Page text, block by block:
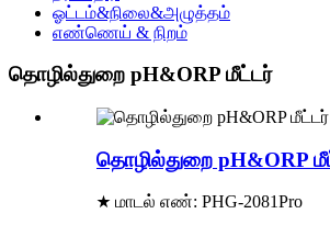
ஓட்டம்&நிலை&அழுத்தம்
எண்ணெய் & நிறம்
தொழில்துறை pH&ORP மீட்டர்
தொழில்துறை pH&ORP
★ மாடல் எண்: PHG-2081Pro